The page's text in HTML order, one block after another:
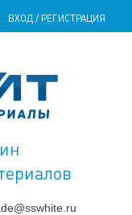
ВХОД/ РЕГИСТРАЦИЯ